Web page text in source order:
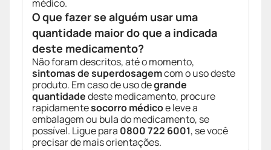
médico.
O que fazer se alguém usar uma
quantidade maior do que a indicada
deste medicamento?
Não foram descritos, até o momento,
sintomas de superdosagemcom o uso deste
produto. Em caso de uso degrande
quantidadedeste medicamento, procure
rapidamentesocorro médicoe leve a
embalagem ou bula do medicamento, se
possível. Ligue para 0800 722 6001, se você
precisar de mais orientações.